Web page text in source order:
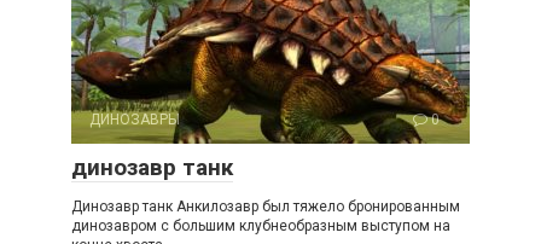
ДИНОЗАВРЫ 0
динозавр танк
Динозавр танк Анкилозавр был тяжело бронированным
динозавром с большим клубнеобразным выступом на